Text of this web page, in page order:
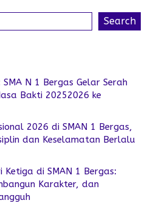
Search
N 1 Bergas Gelar Serah
Bakti 20252026 ke
2026 di SMAN 1 Bergas,
dan Keselamatan Berlalu
Ketiga di SMAN 1 Bergas:
Karakter, dan